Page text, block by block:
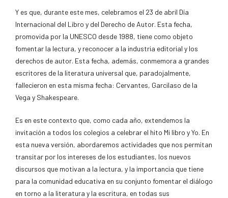
Y es que, durante este mes, celebramos el 23 de abril Día
Internacional del Libro y del Derecho de Autor. Esta fecha,
promovida por la UNESCO desde 1988, tiene como objeto
fomentar la lectura, y reconocer a la industria editorial y los
derechos de autor. Esta fecha, además, conmemora a grandes
escritores de la literatura universal que, paradojalmente,
fallecieron en esta misma fecha: Cervantes, Garcilaso de la
Vega y Shakespeare.
Es en este contexto que, como cada año, extendemos la
invitación a todos los colegios a celebrar el hito Mi libro y Yo. En
esta nueva versión, abordaremos actividades que nos permitan
transitar por los intereses de los estudiantes, los nuevos
discursos que motivan a la lectura, y la importancia que tiene
para la comunidad educativa en su conjunto fomentar el diálogo
en torno a la literatura y la escritura, en todas sus